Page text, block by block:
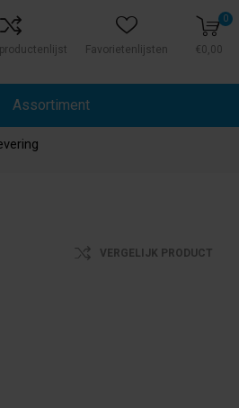
Favorietenlijsten
0
€0,00
Assortiment
VERGELIJK PRODUCT